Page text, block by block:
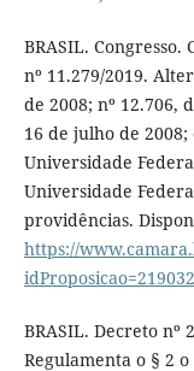
BRASIL.
nº 11.279/2019.
de 2008; nº 12.706,
16 de julho de
Universidade
Universidade
providências.
https://
BRASIL. Decreto nº
Regulamenta o § 2